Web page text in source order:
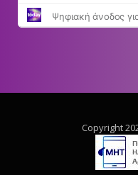
Copyright